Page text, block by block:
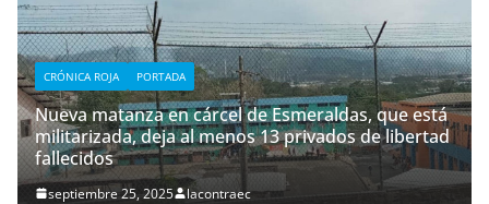
CRÓNICA ROJA PORTADA
Nueva matanza en cárcel de Esmeraldas, que está
militarizada, deja al menos 13 privados de libertad
fallecidos
septiembre 25, 2025 lacontraec